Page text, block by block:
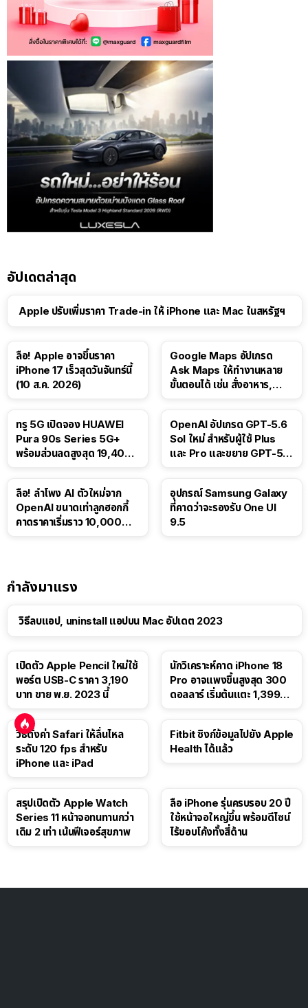
อัปเดตล่าสุด
Apple ปรับเพิ่มราคา Trade-in ให้ iPhone และ Mac ในสหรัฐฯ
ลือ! Apple อาจขึ้นราคา
iPhone 17 เร็วสุดวันจันทร์นี้
(10 ส.ค. 2026)
Google Maps อัปเกรด
Ask Maps ให้ทำงานหลาย
ขั้นตอนได้ เช่น สั่งอาหาร,
ทรู 5G เปิดจอง HUAWEI
Pura 90s Series 5G+
พร้อมส่วนลดสูงสุด 19,400
OpenAI อัปเกรด GPT-5.6
Sol ใหม่ สำหรับผู้ใช้ Plus
และ Pro และขยาย GPT-5.6
ลือ! ลำโพง AI ตัวใหม่จาก
OpenAI ขนาดเท่าลูกฮอกกี้
คาดราคาเริ่มราว 10,000
อุปกรณ์ Samsung Galaxy
ที่คาดว่าจะรองรับ One UI
9.5
กำลังมาแรง
วิธีลบแอป, uninstall แอปบน Mac อัปเดต 2023
เปิดตัว Apple Pencil ใหม่ใช้
พอร์ต USB-C ราคา 3,190
บาท ขาย พ.ย. 2023 นี้
นักวิเคราะห์คาด iPhone 18
Pro อาจแพงขึ้นสูงสุด 300
ดอลลาร์ เริ่มต้นแตะ 1,399
วิธีตั้งค่า Safari ให้ลื่นไหล
ระดับ 120 fps สำหรับ
iPhone และ iPad
Fitbit ซิงก์ข้อมูลไปยัง Apple
Health ได้แล้ว
สรุปเปิดตัว Apple Watch
Series 11 หน้าจอทนทานกว่า
เดิม 2 เท่า เน้นฟีเจอร์สุขภาพ
ลือ iPhone รุ่นครบรอบ 20 ปี
ใช้หน้าจอใหญ่ขึ้น พร้อมดีไซน์
ไร้ขอบโค้งทั้งสี่ด้าน